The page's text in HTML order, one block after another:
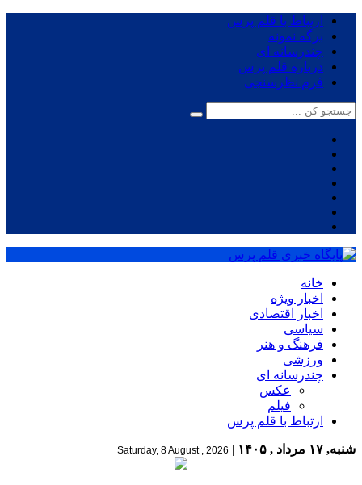
ارتباط با قلم پرس
برگه نمونه
چندرسانه ای
درباره قلم پرس
فرم نظرسنجی
خانه
اخبار ویژه
اخبار اقتصادی
سیاسی
فرهنگ و هنر
ورزشی
چندرسانه ای
عکس
فیلم
ارتباط با قلم پرس
شنبه, ۱۷ مرداد , ۱۴۰۵ |
Saturday, 8 August , 2026